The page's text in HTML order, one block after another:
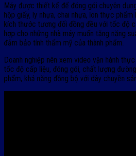
Máy được thiết kế để đóng gói chuyên
hộp giấy, ly nhựa, chai nhựa, lon thực
kích thước tương đối đồng đều với tốc độ
hợp cho những nhà máy muốn tăng năng
đảm bảo tính thẩm mỹ của thành phẩm.
Doanh nghiệp nên xem video vận hành
tốc độ cấp liệu, đóng gói, chất lượng
phẩm, khả năng đồng bộ với dây chuyền